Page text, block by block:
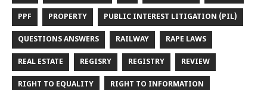
PPF PROPERTY PUBLIC INTEREST LITIGATION (PIL)
QUESTIONS ANSWERS RAILWAY RAPE LAWS
REAL ESTATE REGISRY REGISTRY REVIEW
RIGHT TO EQUALITY RIGHT TO INFORMATION